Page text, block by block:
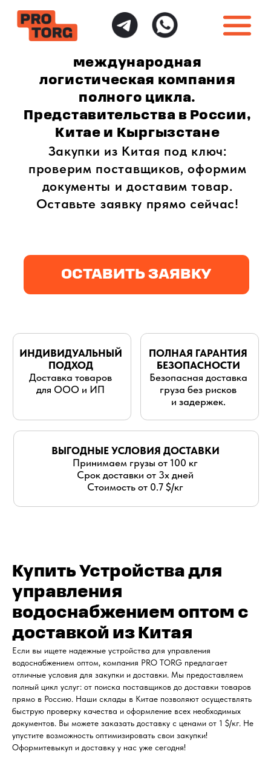
логистическая компания
полного цикла.
Представительства в России,
Китае и Кыргызстане
проверим поставщиков, оформим
документы и доставим товар.
Оставьте заявку прямо сейчас!
ОСТАВИТЬ ЗАЯВКУ
Срок доставки от 3х дней
Стоимость от 0.7 $/кг
Безопасная доставка
груза без рисков
Доставка товаров
для ООО и ИП
Купить Устройства для
управления
водоснабжением оптом с
доставкой из Китая
Если вы ищете надежные устройства для управления
водоснабжением оптом, компания PRO TORG предлагает
отличные условия для закупки и доставки. Мы предоставляем
полный цикл услуг: от поиска поставщиков до доставки товаров
прямо в Россию. Наши склады в Китае позволяют осуществлять
быструю проверку качества и оформление всех необходимых
документов. Вы можете заказать доставку с ценами от 1 $/кг. Не
упустите возможность оптимизировать свои закупки!
Оформитевыкуп и доставку у нас уже сегодня!